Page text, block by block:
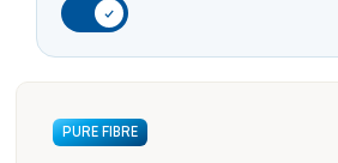
✓
PURE FIBRE
65